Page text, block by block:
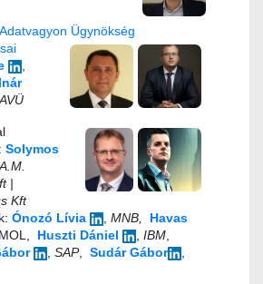
Ügynökség
: Solymos
, A.M.
|
Kft
Ónozó Lívia MNB, Havas
MOL, Huszti Dániel IBM
SAP, Sudár Gábor